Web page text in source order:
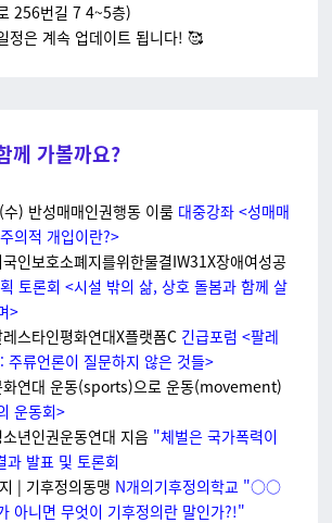
256번길 7 4~5층)
정은 계속 업데이트 됩니다! 🥰
께 가볼까요?
) 반성매매인권행동 이룸 대중강좌 <성매매
의적 개입이란?>
인보호소폐지를위한물결IW31X장애여성공
토론회 <시설 밖의 삶, 상호 돌봄과 함께 살
>
스타인평화연대X플랫폼C 긴급포럼 <팔레
주류언론이 질문하지 않은 것들>
연대 운동(sports)으로 운동(movement)
운동회>
년인권운동연대 지음 "체벌은 국가폭력이
과 발표 및 토론회
| 기후정의동맹 N개의기후정의학교 "○○
아니면 무엇이 기후정의란 말인가?!"